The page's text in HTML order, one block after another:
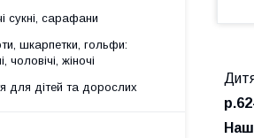
сукні, сарафани
шкарпетки, гольфи:
чоловічі, жіночі
для дітей та дорослих